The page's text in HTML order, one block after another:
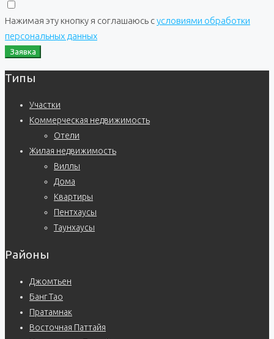
Нажимая эту кнопку я соглашаюсь сусловиями обработки
персональных данных
Заявка
Типы
Участки
Коммерческая недвижимость
Отели
Жилая недвижимость
Виллы
Дома
Квартиры
Пентхаусы
Таунхаусы
Районы
Джомтьен
Банг Тао
Пратамнак
Восточная Паттайя